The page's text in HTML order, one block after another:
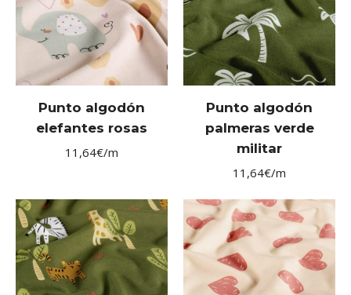
Punto algodón
elefantes rosas
11,64€/m
Punto algodón
palmeras verde
militar
11,64€/m